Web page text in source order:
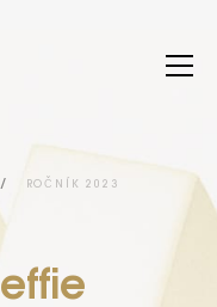
/ ROČNÍK 2023
effie